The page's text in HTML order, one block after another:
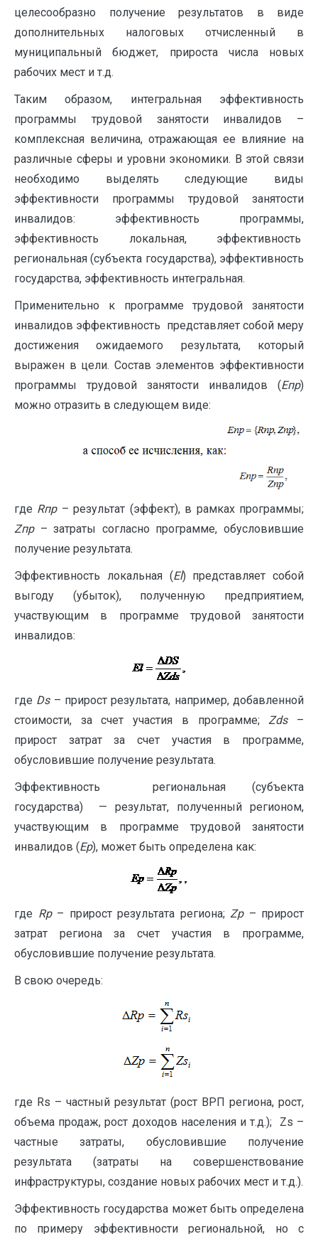
целесообразно получение результатов в виде
дополнительных налоговых отчисленный в
муниципальный бюджет, прироста числа новых
рабочих мест и т.д.
Таким образом, интегральная эффективность
программы трудовой занятости инвалидов –
комплексная величина, отражающая ее влияние на
различные сферы и уровни экономики. В этой связи
необходимо выделять следующие виды
эффективности программы трудовой занятости
инвалидов: эффективность программы,
эффективность локальная, эффективность
региональная (субъекта государства), эффективность
государства, эффективность интегральная.
Применительно к программе трудовой занятости
инвалидов эффективность представляет собой меру
достижения ожидаемого результата, который
выражен в цели. Состав элементов эффективности
программы трудовой занятости инвалидов (Епр)
можно отразить в следующем виде:
где Rпр– результат (эффект), в рамках программы;
Zпр– затраты согласно программе, обусловившие
получение результата.
Эффективность локальная (Еl) представляет собой
выгоду (убыток), полученную предприятием,
участвующим в программе трудовой занятости
инвалидов:
где Ds– прирост результата, например, добавленной
стоимости, за счет участия в программе;Zds–
прирост затрат за счет участия в программе,
обусловившие получение результата.
Эффективность региональная (субъекта
государства) — результат, полученный регионом,
участвующим в программе трудовой занятости
инвалидов (Ep), может быть определена как:
где Rр– прирост результата региона; Zр– прирост
затрат региона за счет участия в программе,
обусловившие получение результата.
В свою очередь:
где Rs – частный результат (рост ВРП региона, рост,
объема продаж, рост доходов населения и т.д.); Zs –
частные затраты, обусловившие получение
результата (затраты на совершенствование
инфраструктуры, создание новых рабочих мест и т.д.).
Эффективность государства может быть определена
по примеру эффективности региональной, но с